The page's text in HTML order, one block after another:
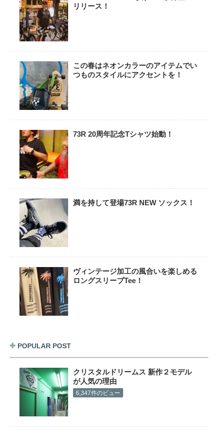
リリース！
この春はネオンカラーのアイテムでい
つものスタイルにアクセントを！
73R 20周年記念Tシャツ始動！
満を持して登場73R NEW ソックス！
ヴィンテージ加工の風合いを楽しめる
ロングスリーブTee！
POPULAR POST
クリスタルドリームス 新作２モデル
が人気の理由
6,347件のビュー